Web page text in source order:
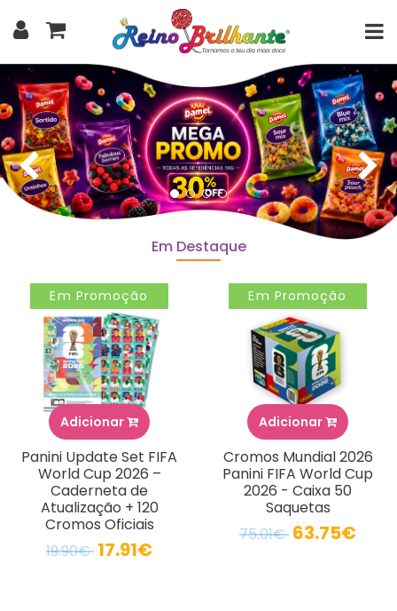
Em Destaque
Em Promoção
Adicionar
Panini Update Set FIFA
World Cup 2026 –
Caderneta de
Atualização + 120
Cromos Oficiais
19.90€ 17.91€
Em Promoção
Adicionar
Cromos Mundial 2026
Panini FIFA World Cup
2026 - Caixa 50
Saquetas
75.01€ 63.75€